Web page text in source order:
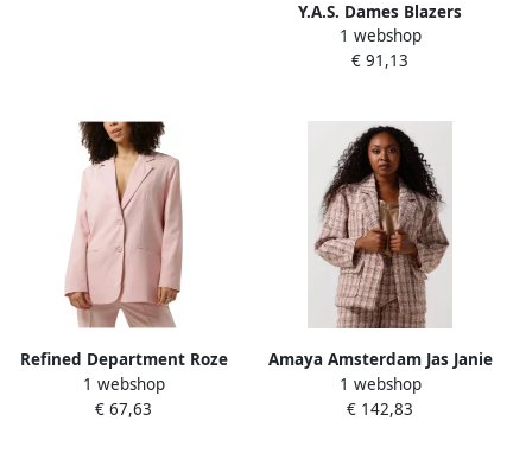
Y.A.S. Dames Blazers
Yasisma 7 8 Blazer Roze
1 webshop
€ 91,13
Refined Department Roze
Fonkelende Blazer Pink
Dames
1 webshop
€ 67,63
Amaya Amsterdam Jas Janie
Jack Multicolor Dames
1 webshop
€ 142,83